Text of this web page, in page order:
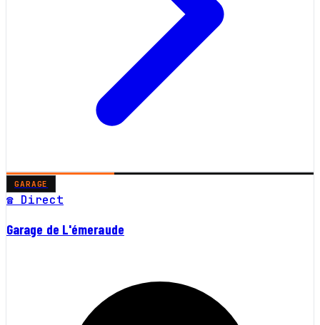
GARAGE
☎ Direct
Garage de L'émeraude